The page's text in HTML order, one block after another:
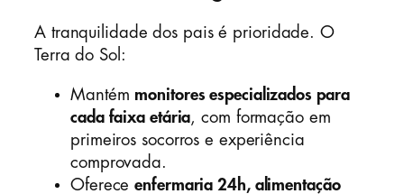
A tranquilidade dos pais é prioridade. O
Terra do Sol:
Mantém monitores especializados para
cada faixa etária, com formação em
primeiros socorros e experiência
comprovada.
Ofereceenfermaria 24h, alimentação